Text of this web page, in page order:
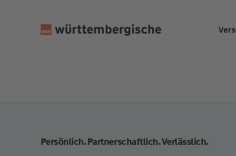
Persönlich. Partnerschaftlich. Verlässlich.